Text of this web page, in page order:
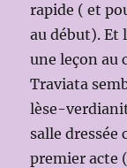
rapide ( et
au début). Et
une leçon au
Traviata
lèse-
salle dressée
premier acte